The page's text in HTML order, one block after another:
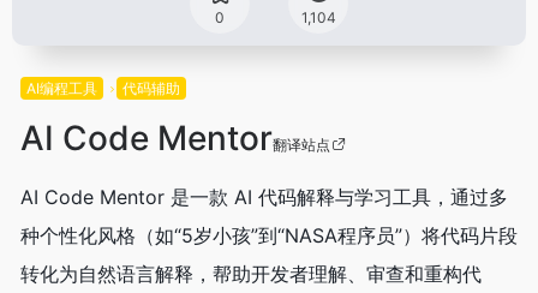
0 1,104
AI编程工具 代码辅助
AI Code Mentor翻译站点
AI Code Mentor 是一款 AI 代码解释与学习工具，通过多
种个性化风格（如“5岁小孩”到“NASA程序员”）将代码片段
转化为自然语言解释，帮助开发者理解、审查和重构代